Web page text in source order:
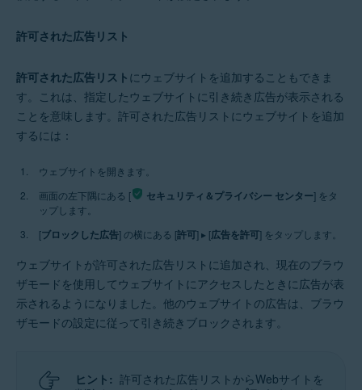
許可された広告リスト
許可された広告リスト にウェブサイトを追加することもできま
す。これは、指定したウェブサイトに引き続き広告が表示される
ことを意味します。許可された広告リストにウェブサイトを追加
するには：
ウェブサイトを開きます。
画面の左下隅にある [
セキュリティ＆プライバシー センター] をタ
ップします。
[ブロックした広告] の横にある [許可] ▸ [広告を許可] をタップします。
ウェブサイトが許可された広告リストに追加され、現在のブラウ
ザモードを使用してウェブサイトにアクセスしたときに広告が表
示されるようになりました。他のウェブサイトの広告は、ブラウ
ザモードの設定に従って引き続きブロックされます。
ヒント: 許可された広告リストからWebサイトを